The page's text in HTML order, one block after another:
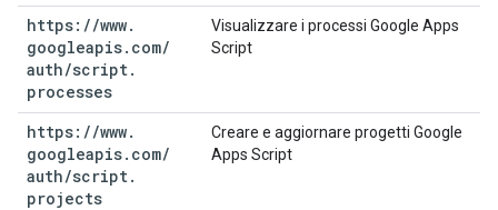
https: //www.
googleapis. com/
auth/script.
processes
Visualizzare i processi Google Apps
Script
https: //www.
googleapis. com/
auth/script.
projects
Creare e aggiornare progetti Google
Apps Script